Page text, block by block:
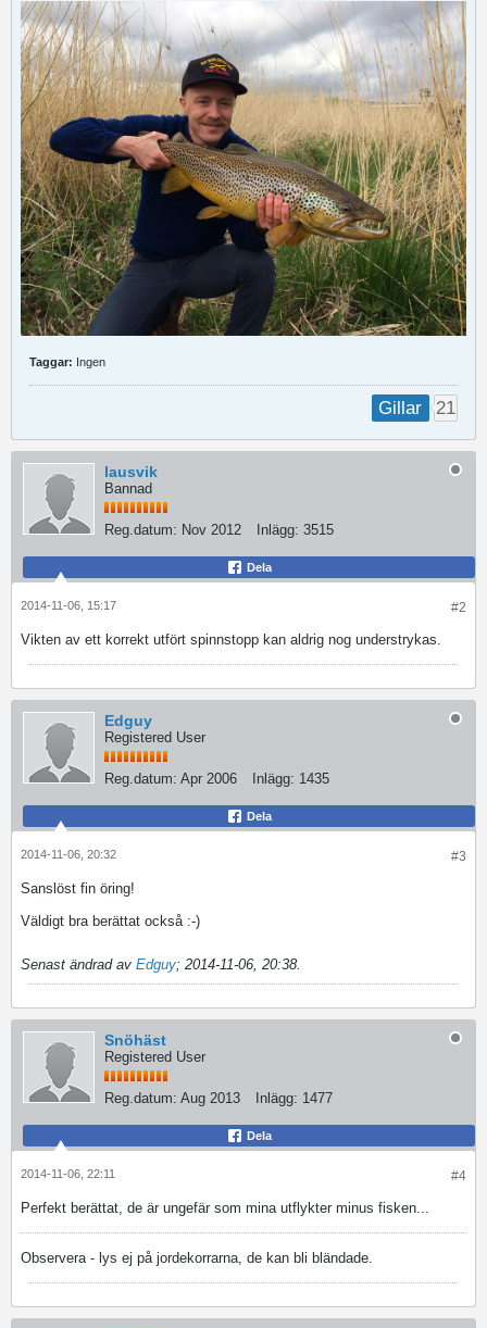
Taggar: Ingen
Gillar 21
lausvik
Bannad
Reg.datum: Nov 2012 Inlägg: 3515
Dela
#2
2014-11-06, 15:17
Vikten av ett korrekt utfört spinnstopp kan aldrig nog understrykas.
Edguy
Registered User
Reg.datum: Apr 2006 Inlägg: 1435
Dela
#3
2014-11-06, 20:32
Sanslöst fin öring!
Väldigt bra berättat också :-)
Senast ändrad av Edguy; 2014-11-06, 20:38
Snöhäst
Registered User
Reg.datum: Aug 2013 Inlägg: 1477
Dela
#4
2014-11-06, 22:11
Perfekt berättat, de är ungefär som mina utflykter minus fisken...
Observera - lys ej på jordekorrarna, de kan bli bländade.